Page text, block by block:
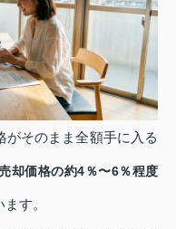
がそのまま全額手に入る
却価格の約4％〜6％程度
す。